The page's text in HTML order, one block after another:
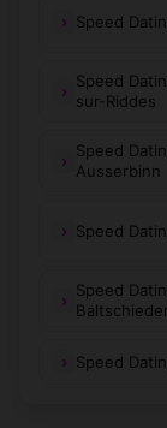
Speed
Speed
sur-Riddes
Speed
Ausserbinn
Speed
Speed
Baltschieder
Speed